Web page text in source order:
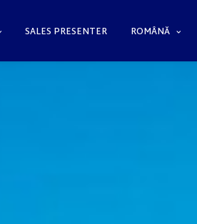
SALES PRESENTER ROMÂNĂ